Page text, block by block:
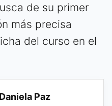
de su primer
más precisa
del curso en el
Paz